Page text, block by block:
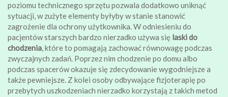
poziomu technicznego sprzętu pozwala dodatkowo uniknąć
sytuacji, w zużyte elementy byłyby w stanie stanowić
zagrożenie dla ochrony użytkownika. W odniesieniu do
pacjentów starszych bardzo nierzadko używa się laski do
chodzenia, które to pomagają zachować równowagę podczas
zwyczajnych zadań. Poprzez nim chodzenie po domu albo
podczas spacerów okazuje się zdecydowanie wygodniejsze a
także pewniejsze. Z kolei osoby odbywające fizjoterapię po
przebytych uszkodzeniach nierzadko korzystają z takich metod